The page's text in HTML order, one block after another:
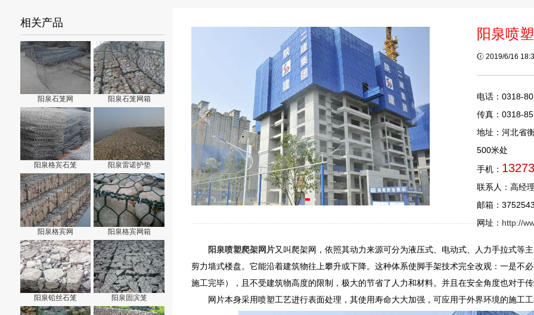
相关产品
阳泉石笼网 阳泉石笼网箱
阳泉格宾石笼 阳泉雷诺护垫
阳泉格宾网 阳泉格宾网箱
阳泉铅丝石笼 阳泉固滨笼
阳泉喷
2019/6/16
电话：0318-
传真：0318-
地址：河北省
500米处
手机：
联系人：高经
邮箱：
网址：http://
阳泉喷塑爬架网片又叫爬架网，依照其动力来源可分为液压式、电动式、人力手拉式等
剪力墙式楼盘。它能沿着建筑物往上攀升或下降。这种体系使脚手架技术完全改观：一是不
施工完毕），且不受建筑物高度的限制，极大的节省了人力和材料。并且在安全角度也对于
网片本身采用喷塑工艺进行表面处理，其使用寿命大大加强，可应用于外界环境的施工